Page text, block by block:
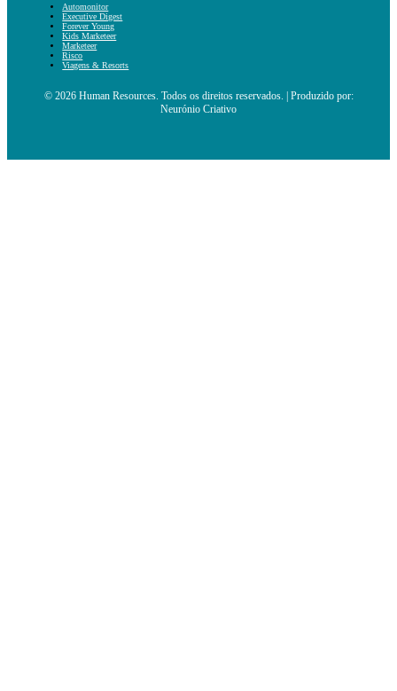
Automonitor
Executive Digest
Forever Young
Kids Marketeer
Marketeer
Risco
Viagens & Resorts
© 2026 Human Resources. Todos os direitos reservados. | Produzido por:
Neurónio Criativo